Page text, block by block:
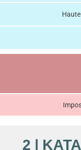
2 |